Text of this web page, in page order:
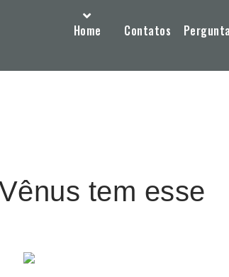
Home Contatos
tem esse